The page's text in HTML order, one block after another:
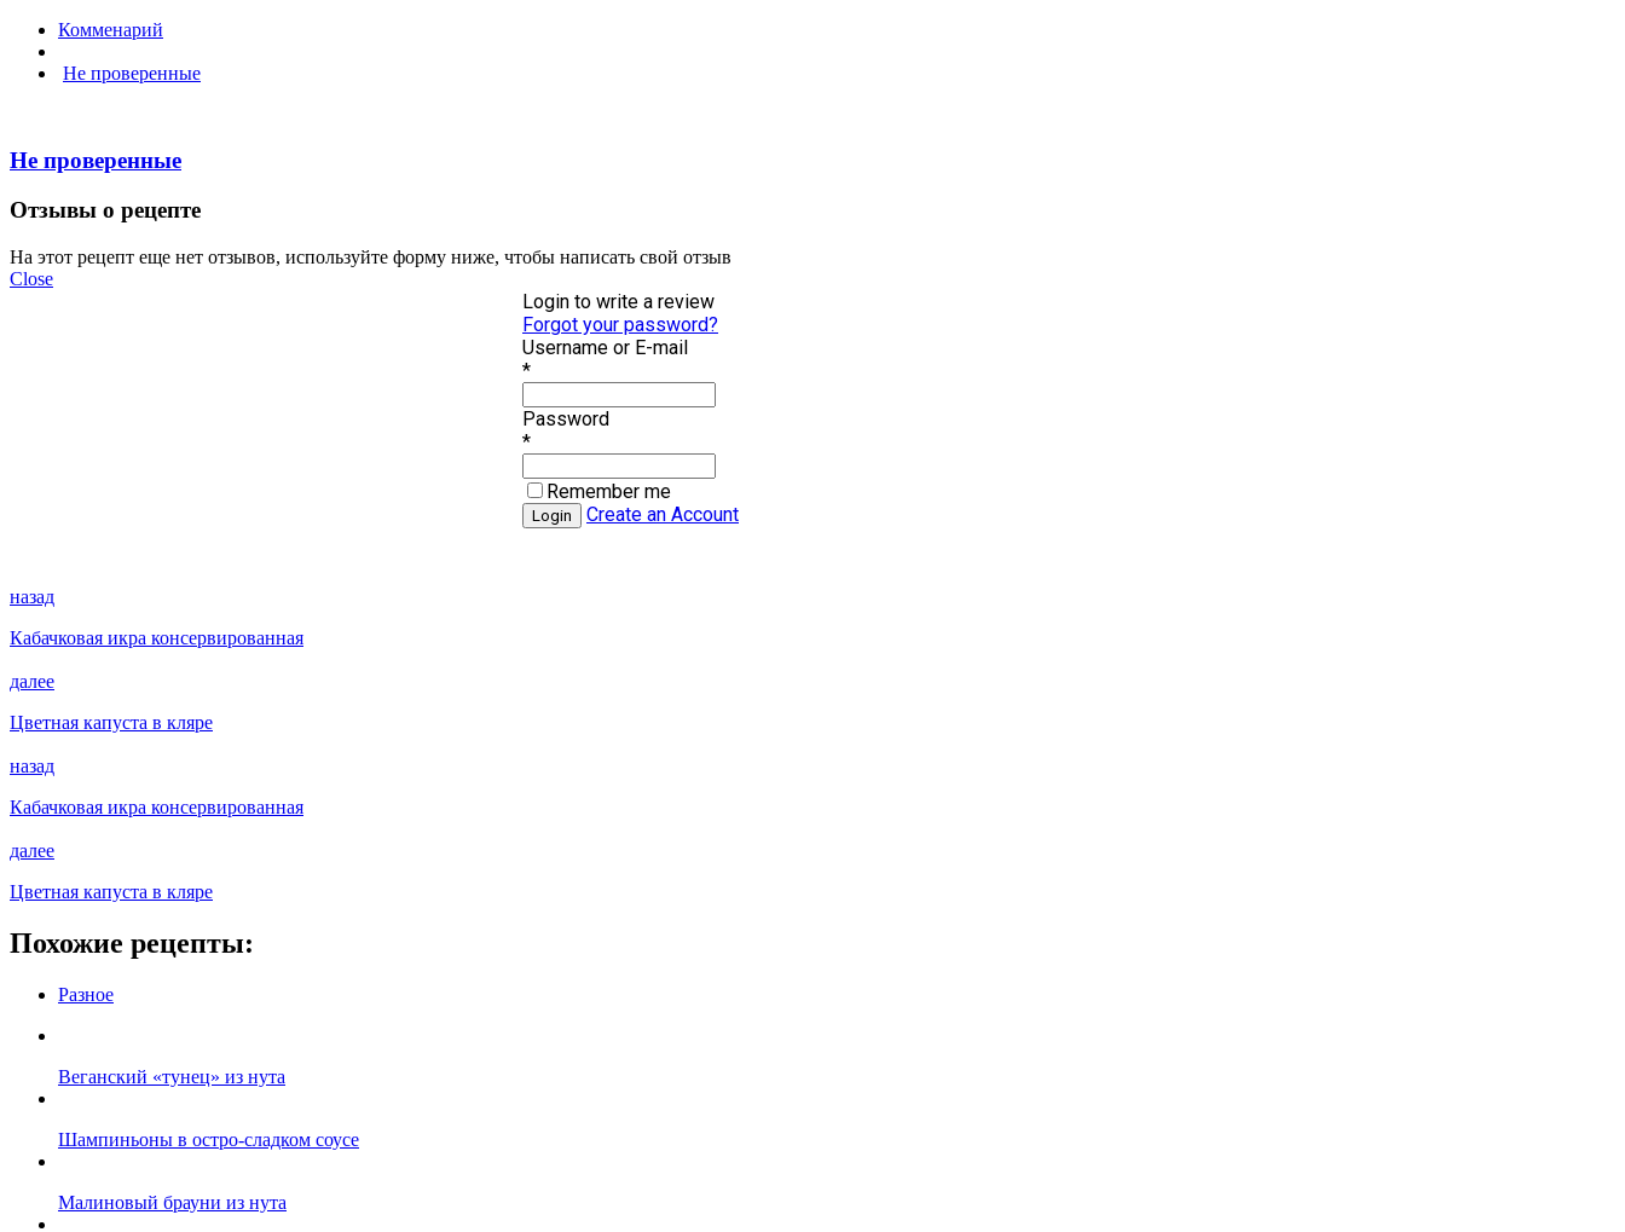
Комменарий
Не проверенные
Не проверенные
Отзывы о рецепте
На этот рецепт еще нет отзывов, используйте форму ниже, чтобы написать свой отзыв
Close
Login to write a review
Forgot your password?
Username or E-mail
*
Password
*
Remember me
Create an Account
назад
Кабачковая икра консервированная
далее
Цветная капуста в кляре
назад
Кабачковая икра консервированная
далее
Цветная капуста в кляре
Похожие рецепты:
Разное
Веганский «тунец» из нута
Шампиньоны в остро-сладком соусе
Малиновый брауни из нута